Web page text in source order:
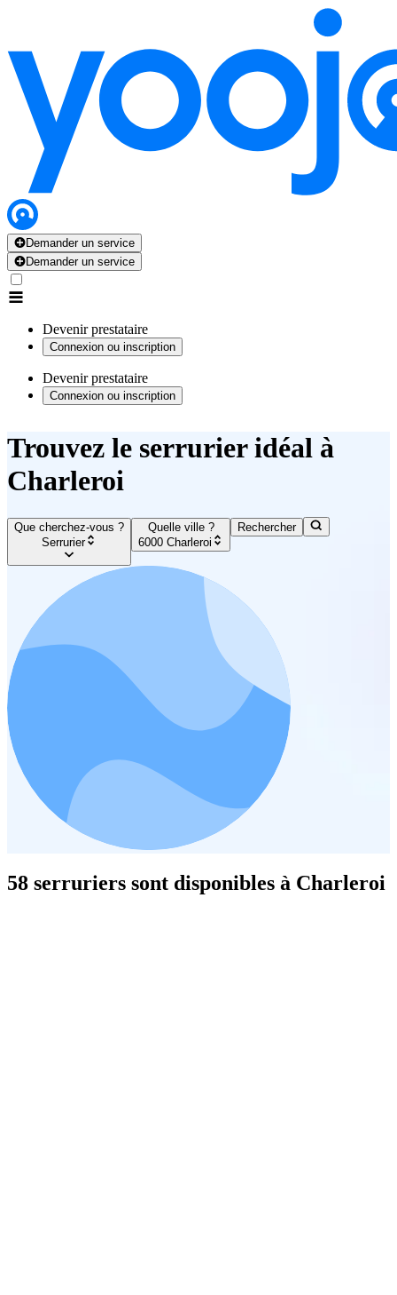
Demander un service
Demander un service
Devenir prestataire
Connexion ou inscription
Devenir prestataire
Connexion ou inscription
Trouvez le serrurier idéal à
Charleroi
Que cherchez-vous ?
Serrurier
Quelle ville ?
6000 Charleroi
Rechercher
58 serruriers sont disponibles à Charleroi